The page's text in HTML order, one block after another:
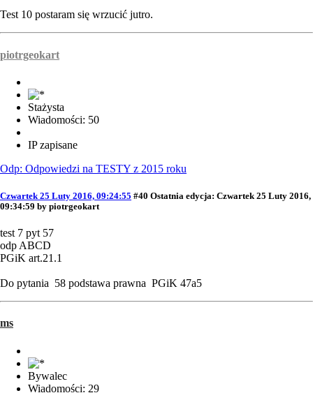
Test 10 postaram się wrzucić jutro.
piotrgeokart
Stażysta
Wiadomości: 50
IP zapisane
Odp: Odpowiedzi na TESTY z 2015 roku
Czwartek 25 Luty 2016, 09:24:55 #40 Ostatnia edycja: Czwartek 25 Luty 2016,
09:34:59 by piotrgeokart
test 7 pyt 57
odp ABCD
PGiK art.21.1
Do pytania 58 podstawa prawna PGiK 47a5
ms
Bywalec
Wiadomości: 29